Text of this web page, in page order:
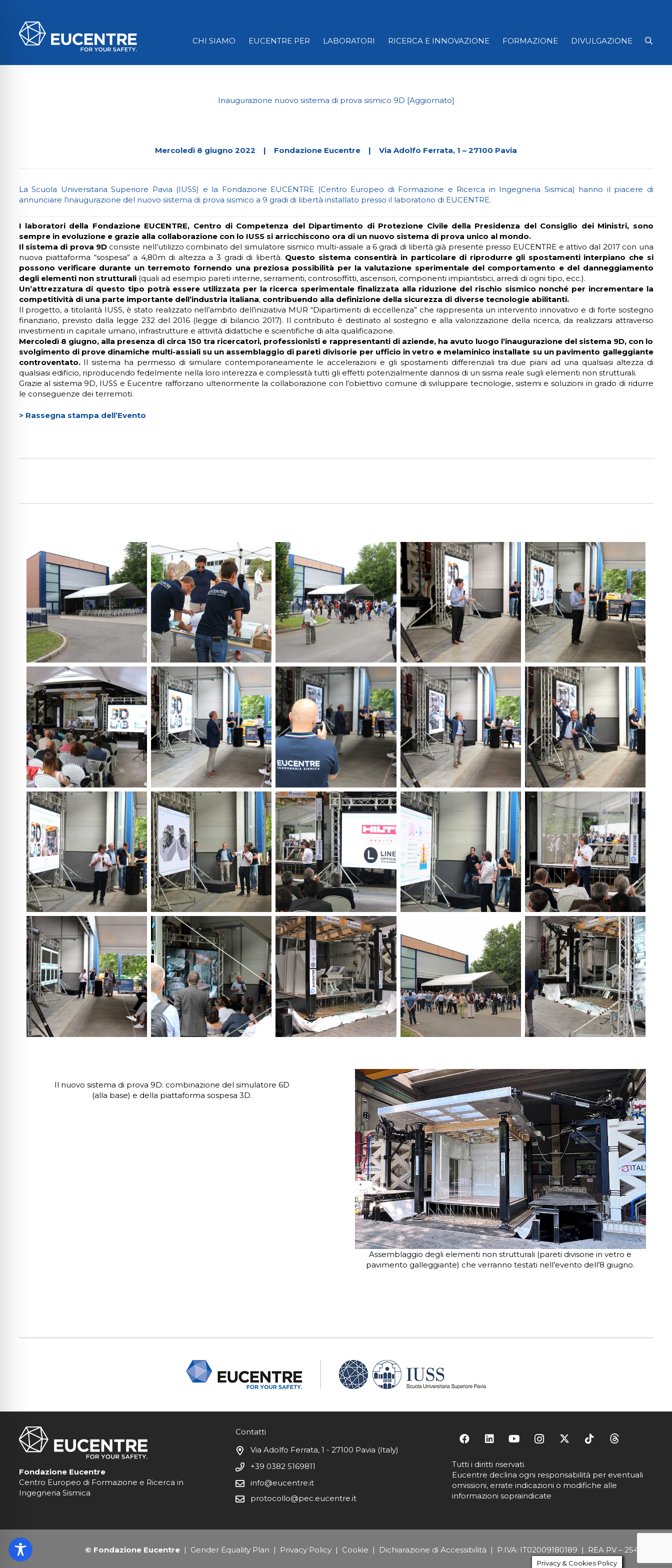
CHI SIAMO EUCENTRE PER LABORATORI RICERCA E INNOVAZIONE FORMAZIONE DIVULGAZIONE
Inaugurazione nuovo sistema di prova sismico 9D [Aggiornato]
Mercoledì 8 giugno 2022 | Fondazione Eucentre | Via Adolfo Ferrata, 1 – 27100 Pavia
La Scuola Universitaria Superiore Pavia (IUSS) e la Fondazione EUCENTRE (Centro Europeo di Formazione e Ricerca in Ingegneria Sismica) hanno il piacere di
annunciare l’inaugurazione del nuovo sistema di prova sismico a 9 gradi di libertà installato presso il laboratorio di EUCENTRE.
I laboratori della Fondazione EUCENTRE, Centro di Competenza del Dipartimento di Protezione Civile della Presidenza del Consiglio dei Ministri, sono
sempre in evoluzione e grazie alla collaborazione con lo IUSS si arricchiscono ora di un nuovo sistema di prova unico al mondo.
Il sistema di prova 9Dconsiste nell’utilizzo combinato del simulatore sismico multi-assiale a 6 gradi di libertà già presente presso EUCENTRE e attivo dal 2017 con una
nuova piattaforma “sospesa” a 4,80m di altezza a 3 gradi di libertà. Questo sistema consentirà in particolare di riprodurre gli spostamenti interpiano che si
possono verificare durante un terremoto fornendo una preziosa possibilità per la valutazione sperimentale del comportamento e del danneggiamento
degli elementi non strutturali(quali ad esempio pareti interne, serramenti, controsoffitti, ascensori, componenti impiantistici, arredi di ogni tipo, ecc.).
Un’attrezzatura di questo tipo potrà essere utilizzata per la ricerca sperimentale finalizzata alla riduzione del rischio sismico nonché per incrementare la
competitività di una parte importante dell’industria italiana, contribuendo alla definizione della sicurezza di diverse tecnologie abilitanti.
Il progetto, a titolarità IUSS, è stato realizzato nell’ambito dell’iniziativa MUR “Dipartimenti di eccellenza” che rappresenta un intervento innovativo e di forte sostegno
finanziario, previsto dalla legge 232 del 2016 (legge di bilancio 2017). Il contributo è destinato al sostegno e alla valorizzazione della ricerca, da realizzarsi attraverso
investimenti in capitale umano, infrastrutture e attività didattiche e scientifiche di alta qualificazione.
Mercoledì 8 giugno, alla presenza di circa 150 tra ricercatori, professionisti e rappresentanti di aziende, ha avuto luogo l’inaugurazione del sistema 9D, con lo
svolgimento di prove dinamiche multi-assiali su un assemblaggio di pareti divisorie per ufficio in vetro e melaminico installate su un pavimento galleggiante
controventato. Il sistema ha permesso di simulare contemporaneamente le accelerazioni e gli spostamenti differenziali tra due piani ad una qualsiasi altezza di
qualsiasi edificio, riproducendo fedelmente nella loro interezza e complessità tutti gli effetti potenzialmente dannosi di un sisma reale sugli elementi non strutturali.
Grazie al sistema 9D, IUSS e Eucentre rafforzano ulteriormente la collaborazione con l’obiettivo comune di sviluppare tecnologie, sistemi e soluzioni in grado di ridurre
le conseguenze dei terremoti.
> Rassegna stampa dell’Evento
Il nuovo sistema di prova 9D: combinazione del simulatore 6D
(alla base) e della piattaforma sospesa 3D.
Assemblaggio degli elementi non strutturali (pareti divisorie in vetro e
pavimento galleggiante) che verranno testati nell’evento dell’8 giugno.
Fondazione Eucentre
Centro Europeo di Formazione e Ricerca in
Ingegneria Sismica
Contatti
Via Adolfo Ferrata, 1 - 27100 Pavia (Italy)
+39 0382 5169811
info@eucentre.it
protocollo@pec.eucentre.it
Tutti i diritti riservati.
Eucentre declina ogni responsabilità per eventuali
omissioni, errate indicazioni o modifiche alle
informazioni sopraindicate
© Fondazione Eucentre| Gender Equality Plan | Privacy Policy| Cookie | Dichiarazione di Accessibilità | P.IVA: IT02009180189 | REA PV – 254684
per disabilità visive
sicuro per crisi
adatta per ADHD
per cecità
sicura per epilessia
Privacy & Cookies Policy